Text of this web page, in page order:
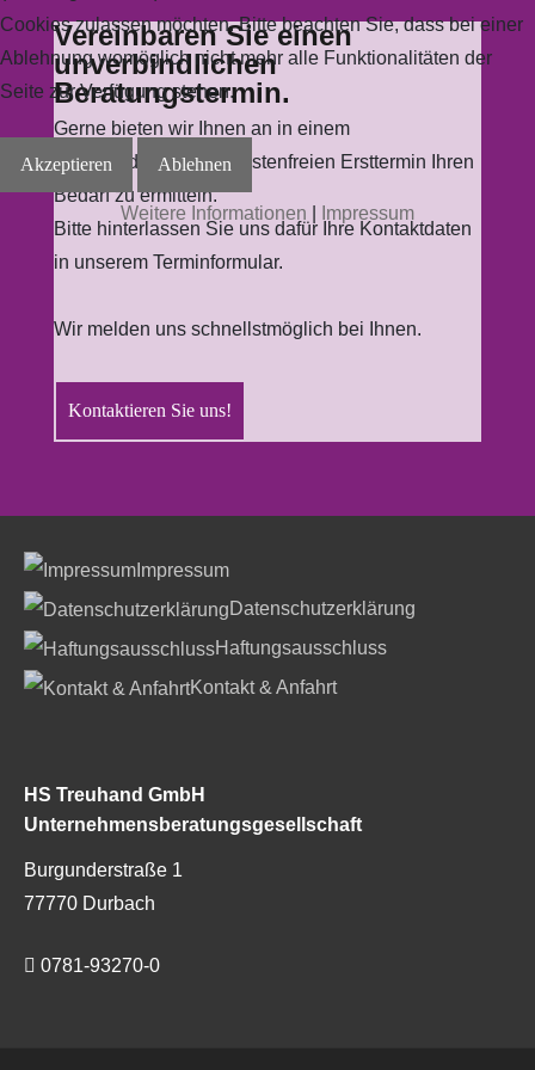
Vereinbaren Sie einen
unverbindlichen
Beratungstermin.
Gerne bieten wir Ihnen an in einem
unverbindlichen und kostenfreien Ersttermin Ihren
Bedarf zu ermitteln.
Bitte hinterlassen Sie uns dafür Ihre Kontaktdaten
in unserem Terminformular.
Wir melden uns schnellstmöglich bei Ihnen.
Kontaktieren Sie uns!
Impressum
Datenschutzerklärung
Haftungsausschluss
Kontakt & Anfahrt
HS Treuhand GmbH
Unternehmensberatungsgesellschaft
Burgunderstraße 1
77770 Durbach
0781-93270-0
Cookies zulassen möchten. Bitte beachten Sie, dass bei einer
Ablehnung womöglich nicht mehr alle Funktionalitäten der
Seite zur Verfügung stehen.
Akzeptieren Ablehnen
Weitere Informationen Impressum